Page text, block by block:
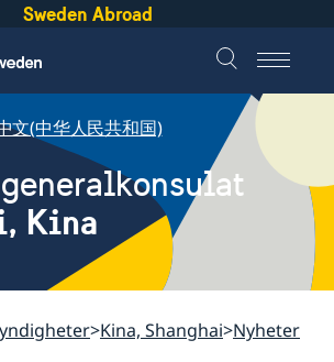
Sweden Abroad
文(中华人民共和国)
Kina
Kina, Shanghai Nyheter